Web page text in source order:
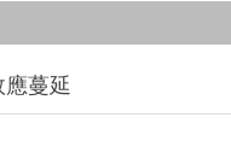
蔓延